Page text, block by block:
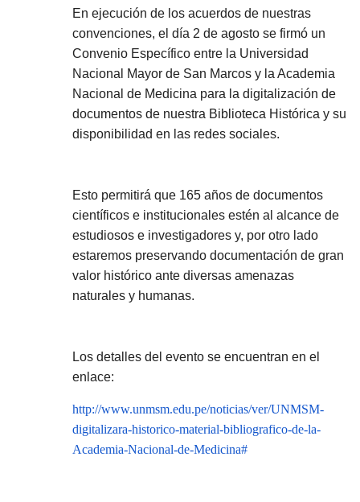
En ejecución de los acuerdos de nuestras
convenciones, el día 2 de agosto se firmó un
Convenio Específico entre la Universidad
Nacional Mayor de San Marcos y la Academia
Nacional de Medicina para la digitalización de
documentos de nuestra Biblioteca Histórica y su
disponibilidad en las redes sociales.
Esto permitirá que 165 años de documentos
científicos e institucionales estén al alcance de
estudiosos e investigadores y, por otro lado
estaremos preservando documentación de gran
valor histórico ante diversas amenazas
naturales y humanas.
Los detalles del evento se encuentran en el
enlace:
http://www.unmsm.edu.pe/noticias/ver/UNMSM-
digitalizara-historico-material-bibliografico-de-la-
Academia-Nacional-de-Medicina#